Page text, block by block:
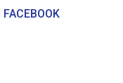
FACEBOOK